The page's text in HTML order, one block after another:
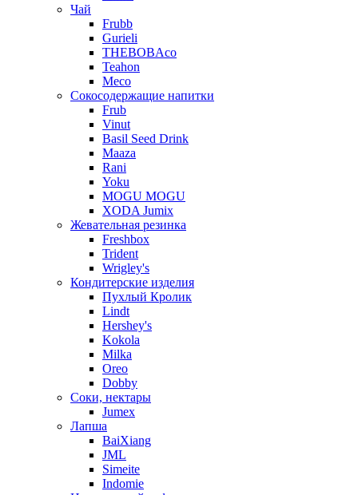
Чай
Frubb
Gurieli
THEBOBAco
Teahon
Meco
Сокосодержащие напитки
Frub
Vinut
Basil Seed Drink
Maaza
Rani
Yoku
MOGU MOGU
XODA Jumix
Жевательная резинка
Freshbox
Trident
Wrigley's
Кондитерские изделия
Пухлый Кролик
Lindt
Hershey's
Kokola
Milka
Oreo
Dobby
Соки, нектары
Jumex
Лапша
BaiXiang
JML
Simeite
Indomie